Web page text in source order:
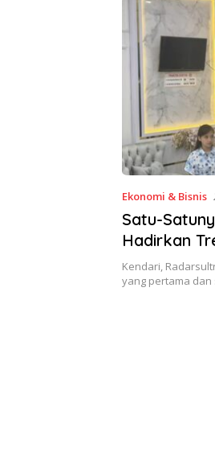
Ekonomi & Bisnis
Satu-
Hadirkan
Kendari,
yang pertama